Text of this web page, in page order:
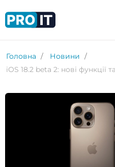
Головна
Новини
iOS 18.2 beta 2: нові функції